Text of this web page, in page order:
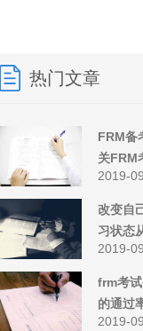
热门文章
FRM备
关FRM
2019-
改变自
习状态
2019-
frm考
的通过
2019-